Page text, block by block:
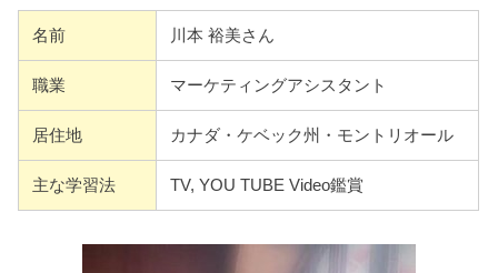
名前 川本 裕美さん
職業 マーケティングアシスタント
居住地 カナダ・ケベック州・モントリオール
主な学習法 TV, YOU TUBE Video鑑賞